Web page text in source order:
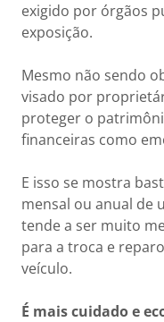
exigido por órgãos
exposição.
Mesmo não sendo
visado por
proteger o
financeiras como
E isso se mostra
mensal ou anual de
tende a ser muito
para a troca e
veículo.
É mais cuidado e